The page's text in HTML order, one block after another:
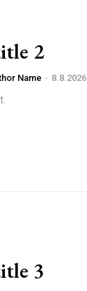
2
Name - 8.8.2026
3